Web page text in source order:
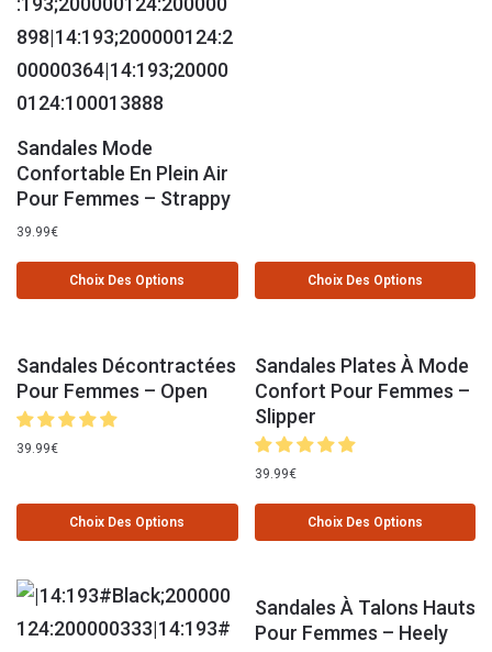
Sandales Mode
Confortable En Plein Air
Pour Femmes – Strappy
39.99€
Choix Des Options Choix Des Options
Sandales Décontractées
Pour Femmes – Open
39.99€
Choix Des Options
Sandales Plates À Mode
Confort Pour Femmes –
Slipper
39.99€
Choix Des Options
Sandales À Talons Hauts
Pour Femmes – Heely